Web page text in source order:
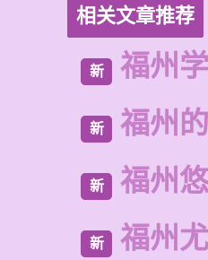
相关文章推荐
新 福州
新 福州
新 福州
新 福州